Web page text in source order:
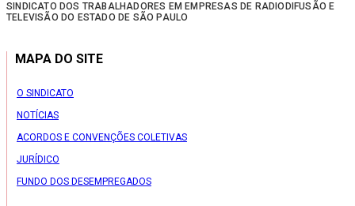
SINDICATO DOS TRABALHADORES EM EMPRESAS DE RADIODIFUSÃO E
TELEVISÃO DO ESTADO DE SÃO PAULO
MAPA DO SITE
O SINDICATO
NOTÍCIAS
ACORDOS E CONVENÇÕES COLETIVAS
JURÍDICO
FUNDO DOS DESEMPREGADOS